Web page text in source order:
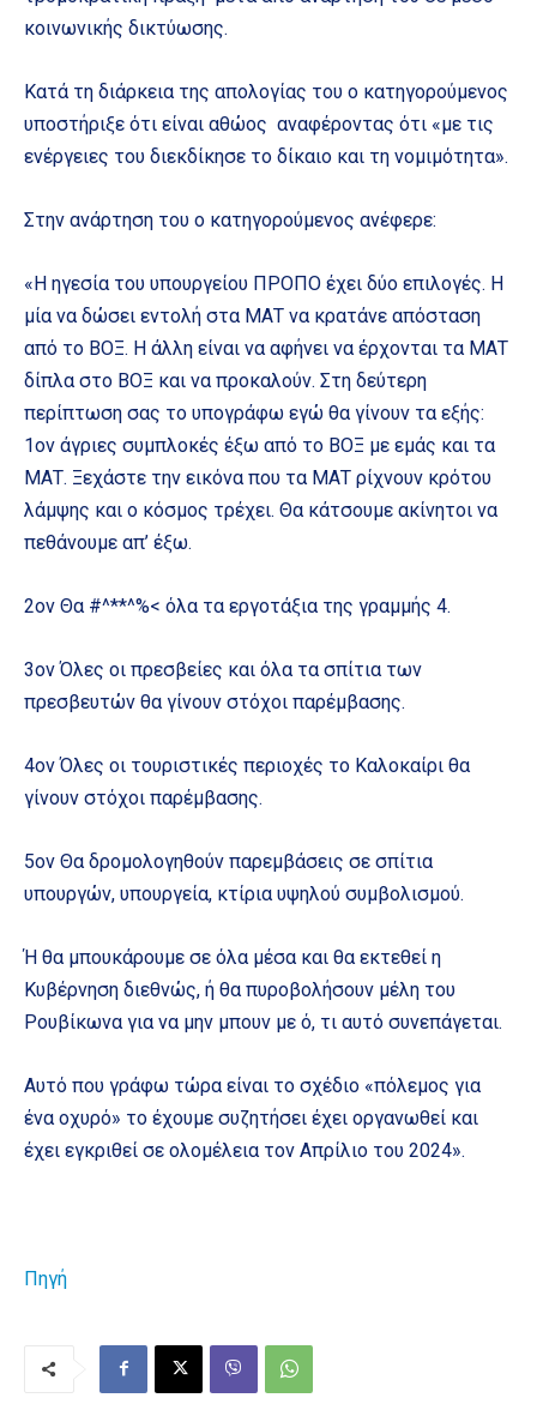
κοινωνικής δικτύωσης.
Κατά τη διάρκεια της απολογίας του ο κατηγορούμενος
υποστήριξε ότι είναι αθώος αναφέροντας ότι «με τις
ενέργειες του διεκδίκησε το δίκαιο και τη νομιμότητα».
Στην ανάρτηση του ο κατηγορούμενος ανέφερε:
«Η ηγεσία του υπουργείου ΠΡΟΠΟ έχει δύο επιλογές. Η
μία να δώσει εντολή στα ΜΑΤ να κρατάνε απόσταση
από το ΒΟΞ. Η άλλη είναι να αφήνει να έρχονται τα ΜΑΤ
δίπλα στο ΒΟΞ και να προκαλούν. Στη δεύτερη
περίπτωση σας το υπογράφω εγώ θα γίνουν τα εξής:
1ον άγριες συμπλοκές έξω από το ΒΟΞ με εμάς και τα
ΜΑΤ. Ξεχάστε την εικόνα που τα ΜΑΤ ρίχνουν κρότου
λάμψης και ο κόσμος τρέχει. Θα κάτσουμε ακίνητοι να
πεθάνουμε απ’ έξω.
2ον Θα #^**^%< όλα τα εργοτάξια της γραμμής 4.
3ον Όλες οι πρεσβείες και όλα τα σπίτια των
πρεσβευτών θα γίνουν στόχοι παρέμβασης.
4ον Όλες οι τουριστικές περιοχές το Καλοκαίρι θα
γίνουν στόχοι παρέμβασης.
5ον Θα δρομολογηθούν παρεμβάσεις σε σπίτια
υπουργών, υπουργεία, κτίρια υψηλού συμβολισμού.
Ή θα μπουκάρουμε σε όλα μέσα και θα εκτεθεί η
Κυβέρνηση διεθνώς, ή θα πυροβολήσουν μέλη του
Ρουβίκωνα για να μην μπουν με ό, τι αυτό συνεπάγεται.
Αυτό που γράφω τώρα είναι το σχέδιο «πόλεμος για
ένα οχυρό» το έχουμε συζητήσει έχει οργανωθεί και
έχει εγκριθεί σε ολομέλεια τον Απρίλιο του 2024».
Πηγή